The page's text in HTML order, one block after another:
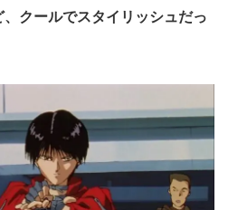
クールでスタイリッシュだっ